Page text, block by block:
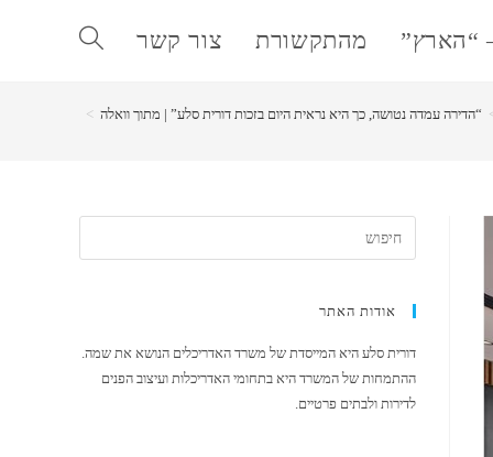
“הארץ” מהתקשורת צור קשר Toggle
website“הדירה עמדה נטושה, כך היא נראית היום בזכות דורית סלע” | מתוך וואלה >
אודות האתר
דורית סלע היא המייסדת של משרד האדריכלים הנושא את שמה.
ההתמחות של המשרד היא בתחומי האדריכלות ועיצוב הפנים
לדירות ולבתים פרטיים.